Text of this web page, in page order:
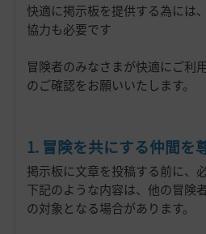
快適に掲示板を提供する為には
協力も必要です
冒険者のみなさまが快適にご利
のご確認をお願いいたします。
1. 冒険を共にする仲間を
掲示板に文章を投稿する前に、
下記のような内容は、他の冒険
の対象となる場合があります。